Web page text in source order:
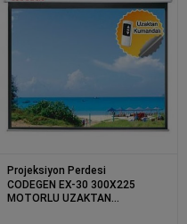
Projeksiyon Perdesi
CODEGEN EX-30 300X225
MOTORLU UZAKTAN